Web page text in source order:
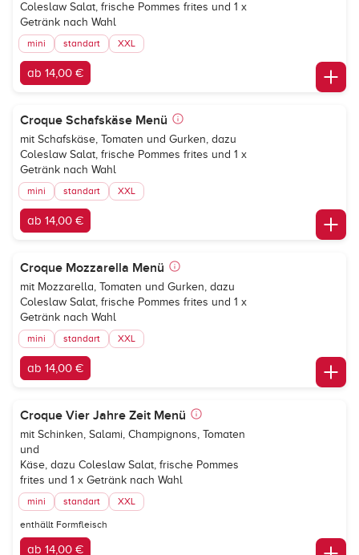
Coleslaw Salat, frische Pommes frites und 1 x
Getränk nach Wahl
mini standart XXL
ab 14,00 €
Croque Schafskäse Menü
mit Schafskäse, Tomaten und Gurken, dazu
Coleslaw Salat, frische Pommes frites und 1 x
Getränk nach Wahl
mini standart XXL
ab 14,00 €
Croque Mozzarella Menü
mit Mozzarella, Tomaten und Gurken, dazu
Coleslaw Salat, frische Pommes frites und 1 x
Getränk nach Wahl
mini standart XXL
ab 14,00 €
Croque Vier Jahre Zeit Menü
mit Schinken, Salami, Champignons, Tomaten
und
Käse, dazu Coleslaw Salat, frische Pommes
frites und 1 x Getränk nach Wahl
mini standart XXL
enthällt Formfleisch
ab 14,00 €